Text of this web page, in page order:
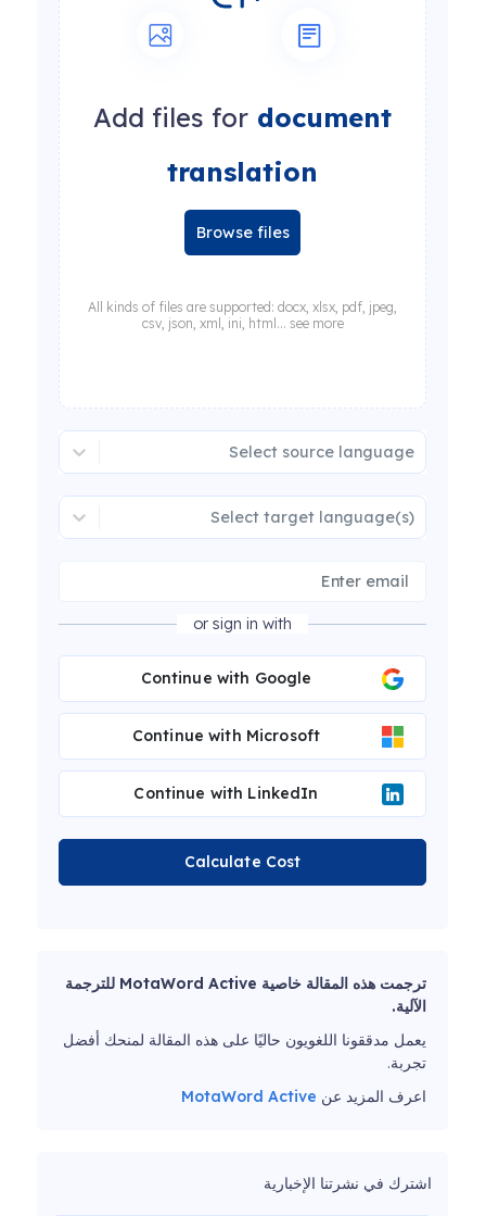
Add files for document
translation
Browse files
All kinds of files are supported: docx, xlsx, pdf, jpeg,
csv, json, xml, ini, html... see more
Select source language
Select target language(s)
or sign in with
Continue with Google
Continue with Microsoft
Continue with LinkedIn
Calculate Cost
ترجمت هذه المقالة خاصية MotaWord Active للترجمة
الآلية.
يعمل مدققونا اللغويون حاليًا على هذه المقالة لمنحك أفضل
تجربة.
اعرف المزيد عن MotaWord Active
اشترك في نشرتنا الإخبارية